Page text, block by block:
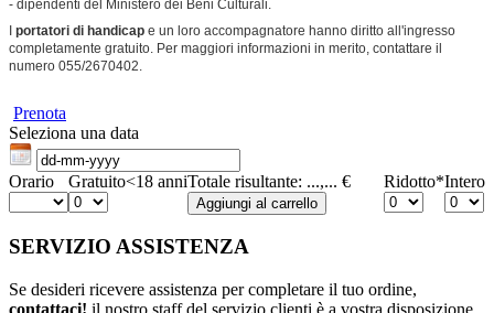
- dipendenti del Ministero dei Beni Culturali.
I portatori di handicap e un loro accompagnatore hanno diritto all'ingresso
completamente gratuito. Per maggiori informazioni in merito, contattare il
numero 055/2670402.
Prenota
Seleziona una data
Orario Intero
Gratuito<18 anni Ridotto*
Totale risultante: ...,... €
SERVIZIO ASSISTENZA
Se desideri ricevere assistenza per completare il tuo ordine,
contattaci! il nostro staff del servizio clienti è a vostra disposizione